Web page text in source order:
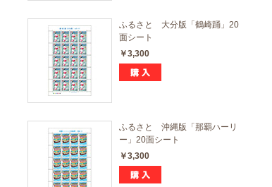
ふるさと 大分版「鶴崎踊」20
面シート
￥3,300
ふるさと 沖縄版「那覇ハーリ
ー」20面シート
￥3,300